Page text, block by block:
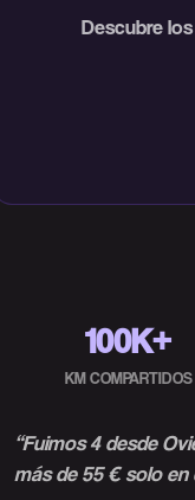
Descubre
100K+
KM COMPARTIDOS
“Fuimos 4 desde
más de 55 € solo en